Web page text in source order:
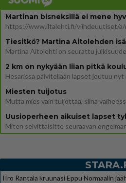
Martinan bisneksillä ei mene
2 km on nykyään liian pitkä
Miesten tuijotus
IIro Rantala kruunasi Eppu Normaalin